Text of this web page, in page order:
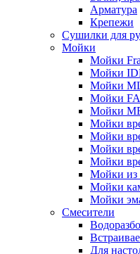
Арматура
Крепежи
Сушилки для
Мойки
Мойки
Мойки
Мойки
Мойки
Мойки
Мойки
Мойки
Мойки
Мойки
Мойки из
Мойки
Мойки
Смесители
Для